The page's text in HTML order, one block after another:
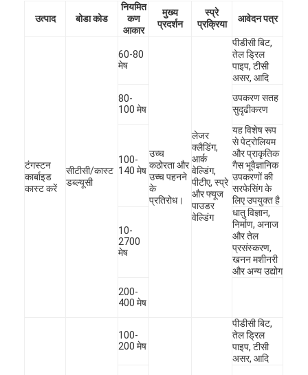
उत्पाद बोडा कोड
नियमित
कण
आकार
मुख्य
प्रदर्शन
स्प्रे
प्रक्रिया
आवेदन पत्र
टंगस्टन
कार्बाइड
कास्ट करें
सीटीसी/कास्ट
डब्ल्यूसी
60-80
मेष
उच्च
कठोरता और
उच्च पहनने
के
प्रतिरोध।
लेजर
क्लैडिंग,
आर्क
वेल्डिंग,
पीटीए, स्प्रे
और फ्यूज
पाउडर
वेल्डिंग
पीडीसी बिट,
तेल ड्रिल
पाइप, टीसी
असर, आदि
80-
100 मेष
उपकरण सतह
सुदृढीकरण
100-
140 मेष
यह विशेष रूप
से पेट्रोलियम
और प्राकृतिक
गैस भूवैज्ञानिक
उपकरणों की
सरफेसिंग के
लिए उपयुक्त है
10-
2700
मेष
धातु विज्ञान,
निर्माण, अनाज
और तेल
प्रसंस्करण,
खनन मशीनरी
और अन्य उद्योग
200-
400 मेष
100-
200 मेष
पीडीसी बिट,
तेल ड्रिल
पाइप, टीसी
असर, आदि